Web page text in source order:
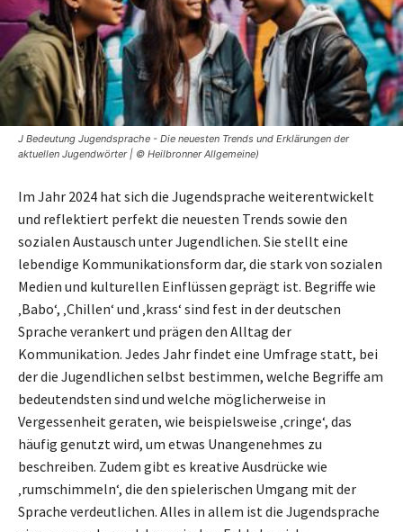
J Bedeutung Jugendsprache - Die neuesten Trends und Erklärungen der
aktuellen Jugendwörter | © Heilbronner Allgemeine)
Im Jahr 2024 hat sich die Jugendsprache weiterentwickelt
und reflektiert perfekt die neuesten Trends sowie den
sozialen Austausch unter Jugendlichen. Sie stellt eine
lebendige Kommunikationsform dar, die stark von sozialen
Medien und kulturellen Einflüssen geprägt ist. Begriffe wie
‚Babo‘, ‚Chillen‘ und ‚krass‘ sind fest in der deutschen
Sprache verankert und prägen den Alltag der
Kommunikation. Jedes Jahr findet eine Umfrage statt, bei
der die Jugendlichen selbst bestimmen, welche Begriffe am
bedeutendsten sind und welche möglicherweise in
Vergessenheit geraten, wie beispielsweise ‚cringe‘, das
häufig genutzt wird, um etwas Unangenehmes zu
beschreiben. Zudem gibt es kreative Ausdrücke wie
‚rumschimmeln‘, die den spielerischen Umgang mit der
Sprache verdeutlichen. Alles in allem ist die Jugendsprache